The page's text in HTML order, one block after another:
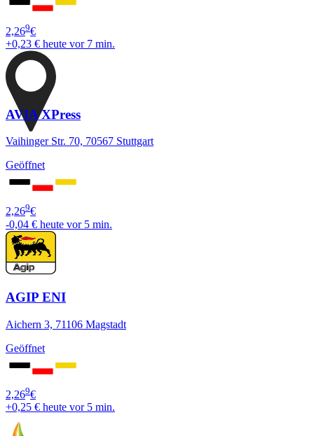
2,269€
+0,23 € heute vor 7 min.
AVIA XPress
Vaihinger Str. 70, 70567 Stuttgart
Geöffnet
2,269€
-0,04 € heute vor 5 min.
AGIP ENI
Aichern 3, 71106 Magstadt
Geöffnet
2,269€
+0,25 € heute vor 5 min.